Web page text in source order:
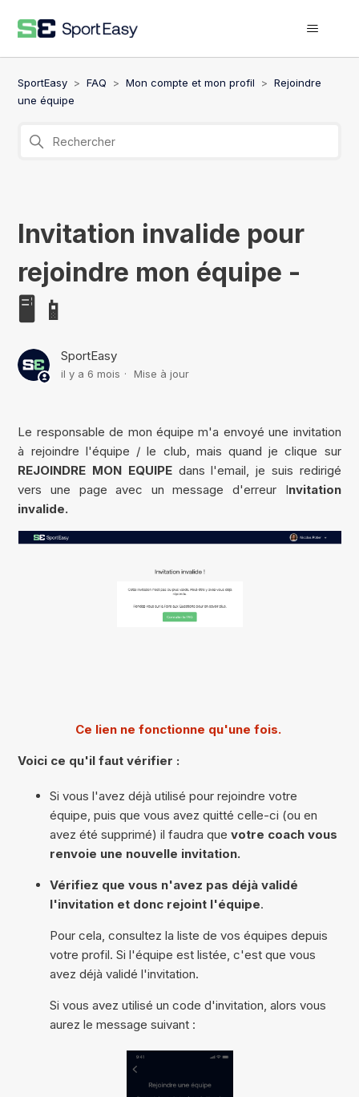
SportEasy FAQ Mon compte et mon profil
Rejoindre
une équipe
Invitation invalide pour
rejoindre mon équipe -
🖥️ 📱
SportEasy
il y a 6 mois Mise à jour
Le responsable de mon équipe m'a envoyé une invitation
à rejoindre l'équipe / le club, mais quand je clique sur
REJOINDRE MON EQUIPEdans l'email, je suis redirigé
vers une page avec un message d'erreur Invitation
invalide.
Ce lien ne fonctionne qu'une fois.
Voici ce qu'il faut vérifier :
Si vous l'avez déjà utilisé pour rejoindre votre
équipe, puis que vous avez quitté celle-ci (ou en
avez été supprimé) il faudra que votre coach vous
renvoie une nouvelle invitation.
Vérifiez que vous n'avez pas déjà validé
l'invitation et donc rejoint l'équipe.
Pour cela, consultez la liste de vos équipes depuis
votre profil. Si l'équipe est listée, c'est que vous
avez déjà validé l'invitation.
Si vous avez utilisé un code d'invitation, alors vous
aurez le message suivant :